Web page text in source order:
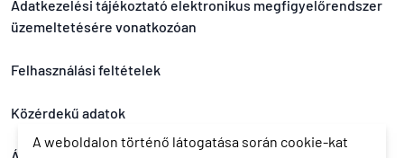
Adatkezelési tájékoztató elektronikus megfigyelőrendszer
üzemeltetésére vonatkozóan
Felhasználási feltételek
Közérdekű adatok
A weboldalon történő látogatása során cookie-kat